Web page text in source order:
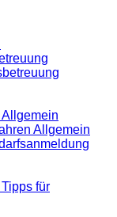
Allgemein
für